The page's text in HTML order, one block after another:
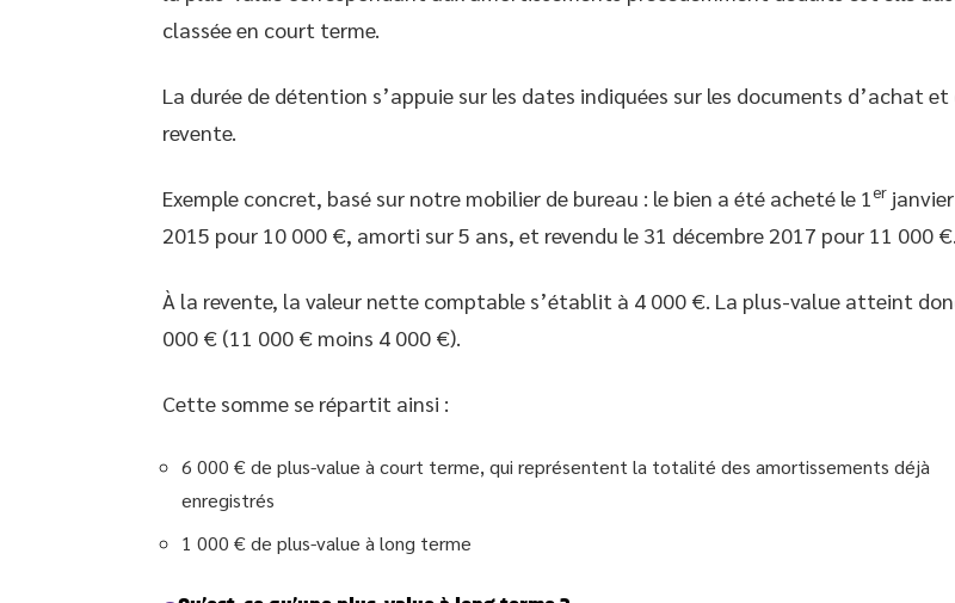
classée en court terme.
La durée de détention s’appuie sur les dates indiquées sur les documents d’achat et
revente.
Exemple concret, basé sur notre mobilier de bureau : le bien a été acheté le 1er janvier
2015 pour 10 000 €, amorti sur 5 ans, et revendu le 31 décembre 2017 pour 11 000 €.
À la revente, la valeur nette comptable s’établit à 4 000 €. La plus-value atteint
000 € (11 000 € moins 4 000 €).
Cette somme se répartit ainsi :
6 000 € de plus-value à court terme, qui représentent la totalité des amortissements déjà
enregistrés
1 000 € de plus-value à long terme